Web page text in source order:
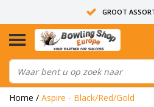
GROOT
14 DAGEN
ALLE BOWLINGBALLEN
Home / Aspire - Black/Red/Gold